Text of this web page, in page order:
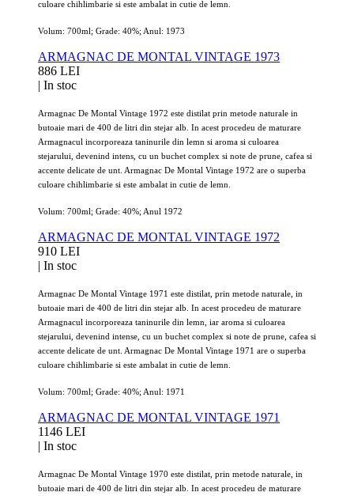
culoare chihlimbarie si este ambalat in cutie de lemn.
Volum: 700ml; Grade: 40%; Anul: 1973
ARMAGNAC DE MONTAL VINTAGE 1973
886 LEI
| In stoc
Armagnac De Montal Vintage 1972 este distilat prin metode naturale in
butoaie mari de 400 de litri din stejar alb. In acest procedeu de maturare
Armagnacul incorporeaza taninurile din lemn si aroma si culoarea
stejarului, devenind intens, cu un buchet complex si note de prune, cafea si
accente delicate de unt. Armagnac De Montal Vintage 1972 are o superba
culoare chihlimbarie si este ambalat in cutie de lemn.
Volum: 700ml; Grade: 40%; Anul 1972
ARMAGNAC DE MONTAL VINTAGE 1972
910 LEI
| In stoc
Armagnac De Montal Vintage 1971 este distilat, prin metode naturale, in
butoaie mari de 400 de litri din stejar alb. In acest procedeu de maturare
Armagnacul incorporeaza taninurile din lemn, iar aroma si culoarea
stejarului, devenind intense, cu un buchet complex si note de prune, cafea si
accente delicate de unt. Armagnac De Montal Vintage 1971 are o superba
culoare chihlimbarie si este ambalat in cutie de lemn.
Volum: 700ml; Grade: 40%; Anul: 1971
ARMAGNAC DE MONTAL VINTAGE 1971
1146 LEI
| In stoc
Armagnac De Montal Vintage 1970 este distilat, prin metode naturale, in
butoaie mari de 400 de litri din stejar alb. In acest procedeu de maturare